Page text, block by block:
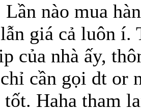
nào mua
giá cả luôn í.
của nhà ấy,
cần gọi dt or
tốt. Haha tham